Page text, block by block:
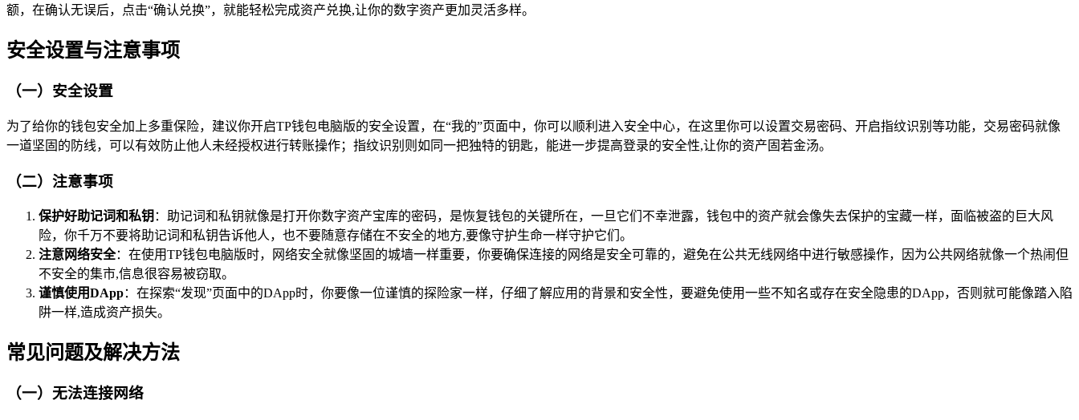
额，在确认无误后，点击“确认兑换”，就能轻松完成资产兑换,让你的数字资产更加灵活多样。
安全设置与注意事项
（一）安全设置
为了给你的钱包安全加上多重保险，建议你开启TP钱包电脑版的安全设置，在“我的”页面中，你可以顺利进入安全中心，在这里你可以设置交易密码、开启指纹识别等功能，交易密码就像
一道坚固的防线，可以有效防止他人未经授权进行转账操作；指纹识别则如同一把独特的钥匙，能进一步提高登录的安全性,让你的资产固若金汤。
（二）注意事项
保护好助记词和私钥 ：助记词和私钥就像是打开你数字资产宝库的密码，是恢复钱包的关键所在，一旦它们不幸泄露，钱包中的资产就会像失去保护的宝藏一样，面临被盗的巨大风
险，你千万不要将助记词和私钥告诉他人，也不要随意存储在不安全的地方,要像守护生命一样守护它们。
注意网络安全：在使用TP钱包电脑版时，网络安全就像坚固的城墙一样重要，你要确保连接的网络是安全可靠的，避免在公共无线网络中进行敏感操作，因为公共网络就像一个热闹但
不安全的集市,信息很容易被窃取。
谨慎使用DApp：在探索“发现”页面中的DApp时，你要像一位谨慎的探险家一样，仔细了解应用的背景和安全性，要避免使用一些不知名或存在安全隐患的DApp，否则就可能像踏入陷
阱一样,造成资产损失。
常见问题及解决方法
（一）无法连接网络